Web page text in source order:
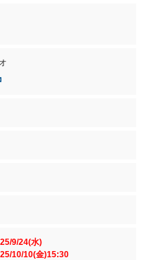
9/24(水)
10/10(金)15:30